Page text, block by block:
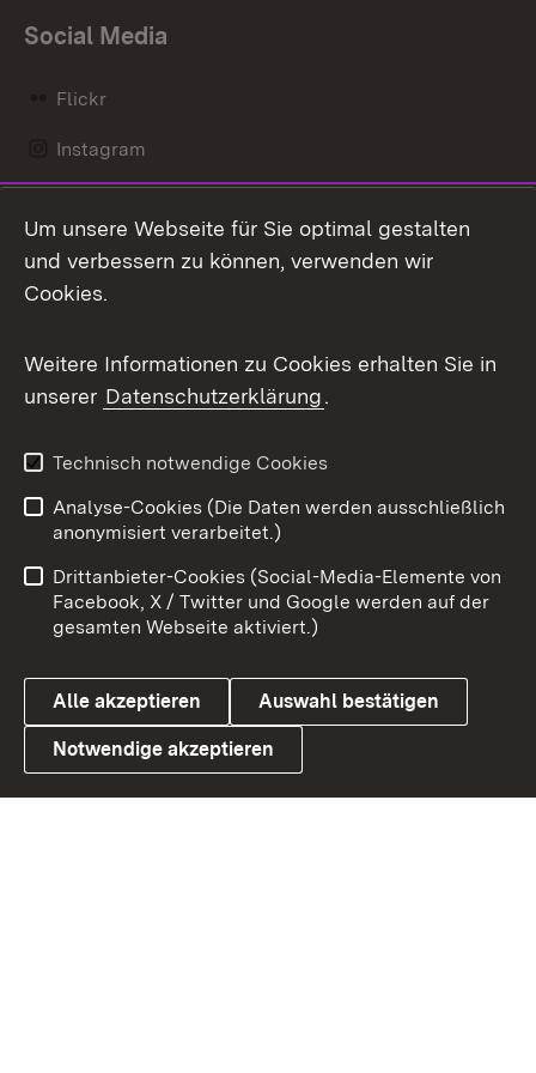
Social Media
Flickr
Instagram
Mastodon
Messenger
Social Wall
X / Twitter
Youtube
Link zum Landesportal
Benutzungshinweise
Barrierefreiheit
Datenschutz
Cookies
Um unsere Webseite für Sie optimal gestalten
und verbessern zu können, verwenden wir
Cookies.
Weitere Informationen zu Cookies erhalten Sie in
unserer Datenschutzerklärung.
Technisch notwendige Cookies
Analyse-Cookies (Die Daten werden ausschließlich
anonymisiert verarbeitet.)
Drittanbieter-Cookies (Social-Media-Elemente von
Facebook, X / Twitter und Google werden auf der
gesamten Webseite aktiviert.)
Alle akzeptieren Auswahl bestätigen
Notwendige akzeptieren